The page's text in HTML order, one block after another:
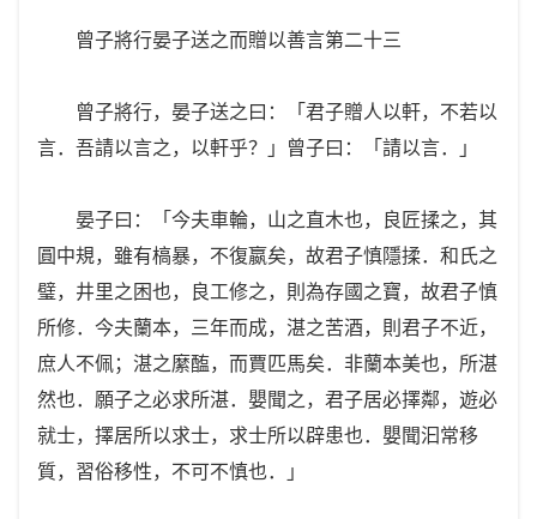
曾子將行晏子送之而贈以善言第二十三
曾子將行，晏子送之曰：「君子贈人以軒，不若以
言．吾請以言之，以軒乎？」曾子曰：「請以言．」
晏子曰：「今夫車輪，山之直木也，良匠揉之，其
圓中規，雖有槁暴，不復嬴矣，故君子慎隱揉．和氏之
璧，井里之困也，良工修之，則為存國之寶，故君子慎
所修．今夫蘭本，三年而成，湛之苦酒，則君子不近，
庶人不佩；湛之縻醢，而賈匹馬矣．非蘭本美也，所湛
然也．願子之必求所湛．嬰聞之，君子居必擇鄰，遊必
就士，擇居所以求士，求士所以辟患也．嬰聞汩常移
質，習俗移性，不可不慎也．」